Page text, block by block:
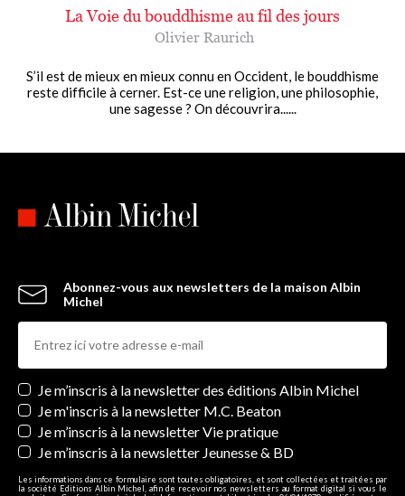
La Voie du bouddhisme au fil des jours
Olivier Raurich
S’il est de mieux en mieux connu en Occident, le bouddhisme
reste difficile à cerner. Est-ce une religion, une philosophie,
une sagesse ? On découvrira......
Abonnez-vous aux newsletters de la maison Albin
Michel
Newsletters
Je m’inscris à la newsletter des éditions Albin Michel
Je m'inscris à la newsletter M.C. Beaton
Je m’inscris à la newsletter Vie pratique
Je m’inscris à la newsletter Jeunesse & BD
Les informations dans ce formulaire sont toutes obligatoires, et sont collectées et traitées par
la société Editions Albin Michel, afin de recevoir nos newsletters au format digital si vous le